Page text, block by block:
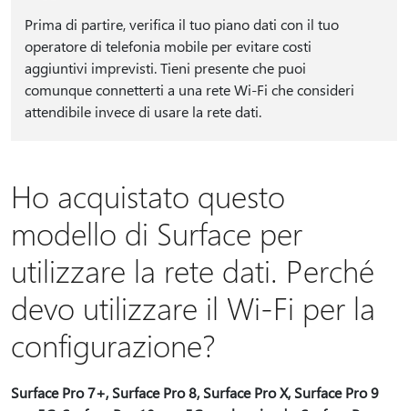
Prima di partire, verifica il tuo piano dati con il tuo
operatore di telefonia mobile per evitare costi
aggiuntivi imprevisti. Tieni presente che puoi
comunque connetterti a una rete Wi-Fi che consideri
attendibile invece di usare la rete dati.
Ho acquistato questo
modello di Surface per
utilizzare la rete dati. Perché
devo utilizzare il Wi-Fi per la
configurazione?
Surface Pro 7+, Surface Pro 8, Surface Pro X, Surface Pro 9